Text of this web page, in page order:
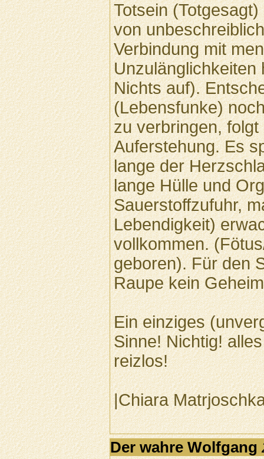
Totsein
von
Verbindung mit
Unzulänglichkeiten
Nichts auf).
(Lebensfunke)
zu verbringen,
Auferstehung. Es
lange der
lange Hülle und
Sauerstoffzufuhr,
Lebendigkeit)
vollkommen.
geboren). Für den
Raupe kein
Ein einziges
Sinne! Nichtig!
reizlos!
|Chiara
Der wahre Wolfgang